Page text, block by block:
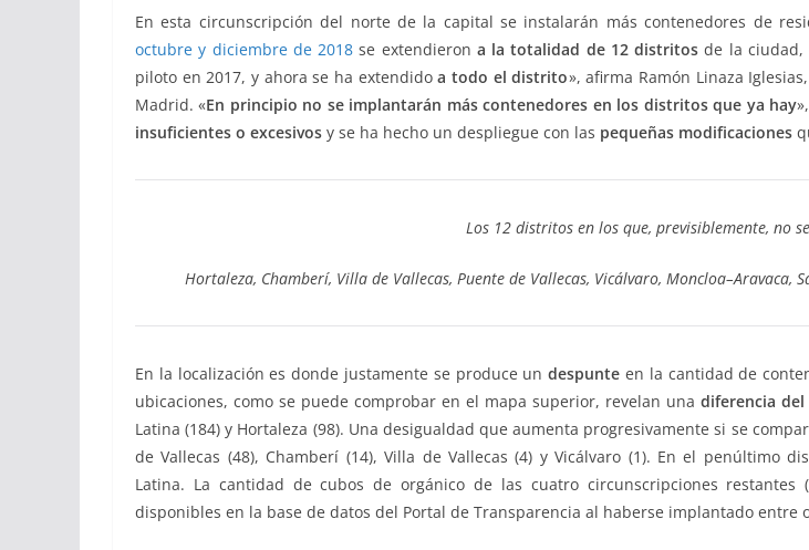
En esta circunscripción del norte de la capital se instalarán más contenedores de
octubre y diciembre de 2018 se extendieron a la totalidad de 12 distritos de la ciudad,
piloto en 2017, y ahora se ha extendidoa todo el distrito», afirma Ramón Linaza
Madrid. «En principio no se implantarán más contenedores en los distritos que ya hay
insuficientes o excesivos y se ha hecho un despliegue con las pequeñas modificaciones
Los 12 distritos en los que, previsiblemente, no
Hortaleza, Chamberí, Villa de Vallecas, Puente de Vallecas, Vicálvaro, Moncloa–Aravaca,
En la localización es donde justamente se produce undespunte en la cantidad de
ubicaciones, como se puede comprobar en el mapa superior, revelan unadiferencia
Latina (184) y Hortaleza (98). Una desigualdad que aumenta progresivamente si se
de Vallecas (48), Chamberí (14), Villa de Vallecas (4) y Vicálvaro (1). En el penúltimo
Latina. La cantidad de cubos de orgánico de las cuatro circunscripciones restantes
disponibles en la base de datos del Portal de Transparencia al haberse implantado entre